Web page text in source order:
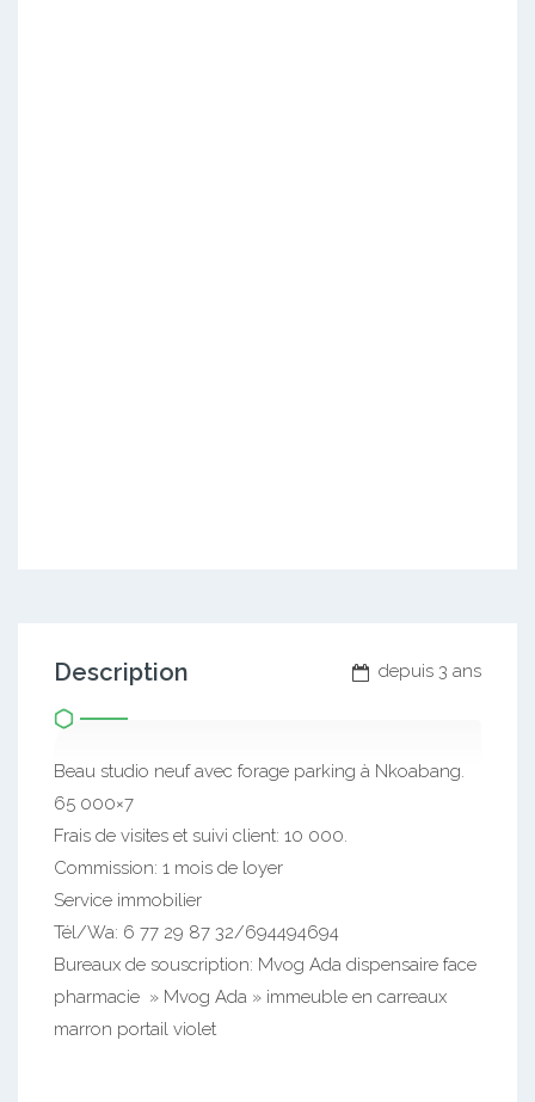
depuis 3 ans
Description
Beau studio neuf avec forage parking à Nkoabang.
65 000×7
Frais de visites et suivi client: 10 000.
Commission: 1 mois de loyer
Service immobilier
Tél/Wa: 6 77 29 87 32/694494694
Bureaux de souscription: Mvog Ada dispensaire face
pharmacie » Mvog Ada » immeuble en carreaux
marron portail violet